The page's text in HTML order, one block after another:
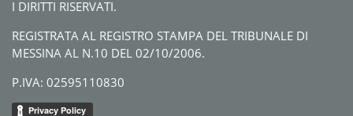
I DIRITTI RISERVATI.
REGISTRATA AL REGISTRO STAMPA DEL TRIBUNALE DI
MESSINA AL N.10 DEL 02/10/2006.
P.IVA: 02595110830